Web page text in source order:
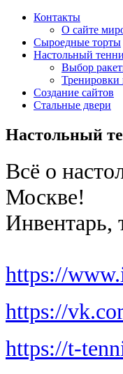
Контакты
О сайте
Сыроедные торты
Настольный
Выбор
Тренировки
Создание сайтов
Стальные двери
Настольный
Всё о
Москве!
Инвентарь,
https://
https://
https://t-